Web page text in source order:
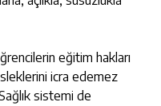
eğitim hakları
icra edemez
sistemi de